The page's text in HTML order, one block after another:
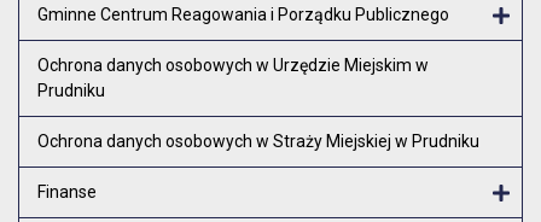
Gminne Centrum Reagowania i Porządku Publicznego
Ochrona danych osobowych w Urzędzie Miejskim w
Prudniku
Ochrona danych osobowych w Straży Miejskiej w Prudniku
Finanse